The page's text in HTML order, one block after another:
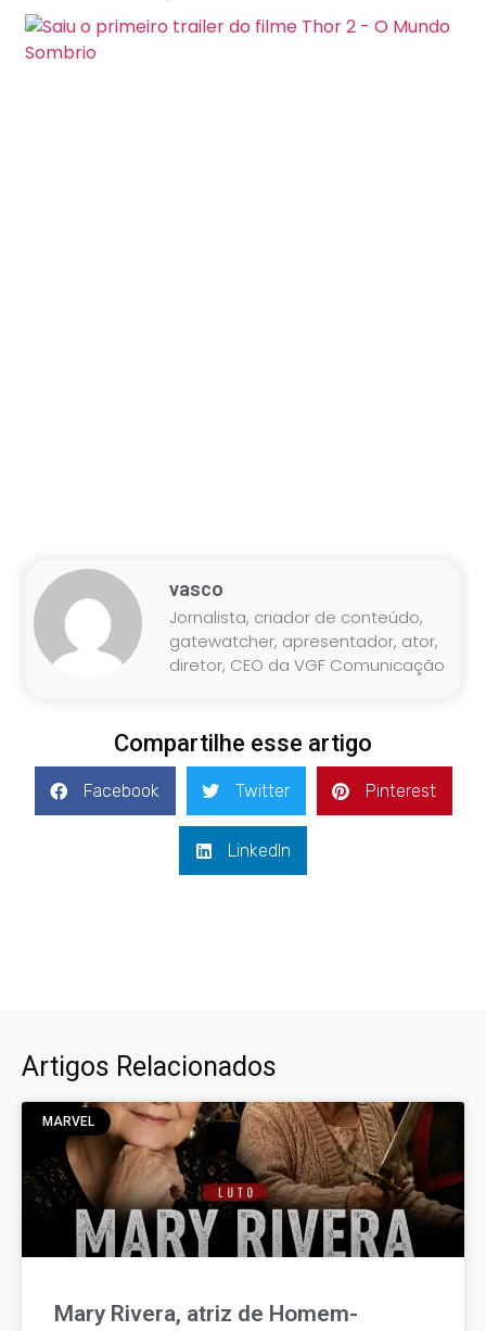
vasco
Jornalista, criador de conteúdo,
gatewatcher, apresentador, ator,
diretor, CEO da VGF Comunicação
Compartilhe esse artigo
Facebook Twitter Pinterest
LinkedIn
Artigos Relacionados
MARVEL
Mary Rivera, atriz de Homem-